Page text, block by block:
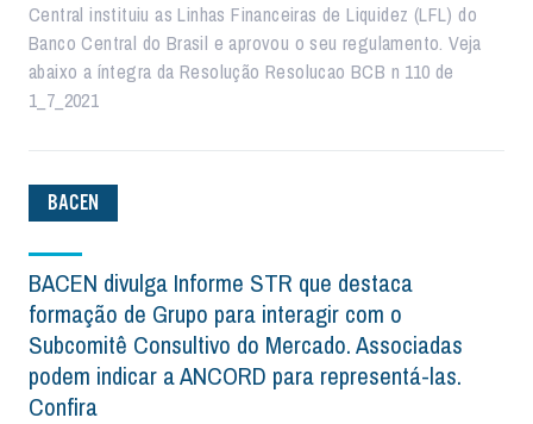
Central instituiu as Linhas Financeiras de Liquidez (LFL) do
Banco Central do Brasil e aprovou o seu regulamento. Veja
abaixo a íntegra da Resolução Resolucao BCB n 110 de
1_7_2021
BACEN
BACEN divulga Informe STR que destaca
formação de Grupo para interagir com o
Subcomitê Consultivo do Mercado. Associadas
podem indicar a ANCORD para representá-las.
Confira